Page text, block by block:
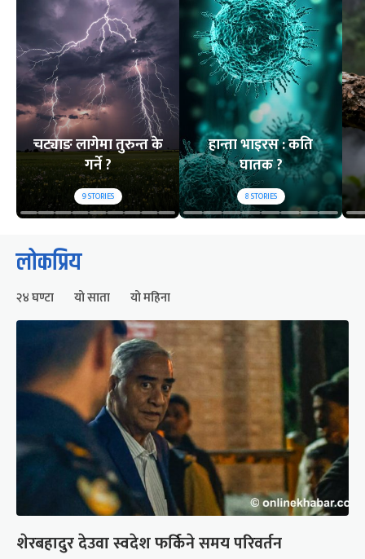
चट्याङ लागेमा तुरुन्त के
गर्ने ?
9STORIES
हान्ता भाइरस : कति
घातक ?
8STORIES
लोकप्रिय
२४ घण्टा यो साता यो महिना
शेरबहादुर देउवा स्वदेश फर्किने समय परिवर्तन